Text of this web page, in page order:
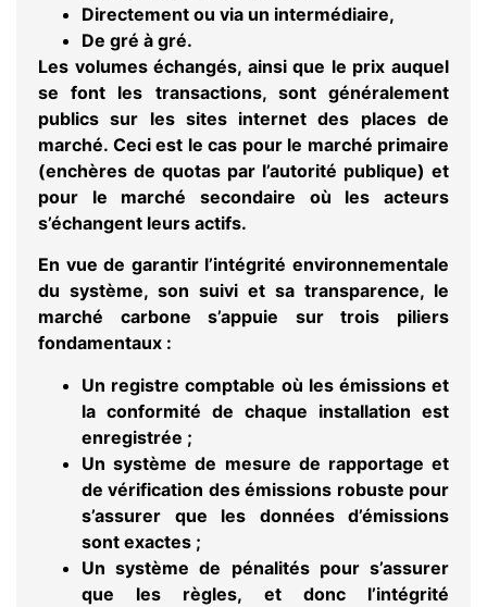
Directement ou via un intermédiaire,
De gré à gré.
Les volumes échangés, ainsi que le prix auquel
se font les transactions, sont généralement
publics sur les sites internet des places de
marché. Ceci est le cas pour le marché primaire
(enchères de quotas par l’autorité publique) et
pour le marché secondaire où les acteurs
s’échangent leurs actifs.
En vue de garantir l’intégrité environnementale
du système, son suivi et sa transparence, le
marché carbone s’appuie sur trois piliers
fondamentaux :
Un registre comptable où les émissions et
la conformité de chaque installation est
enregistrée ;
Un système de mesure de rapportage et
de vérification des émissions robuste pour
s’assurer que les données d’émissions
sont exactes ;
Un système de pénalités pour s’assurer
que les règles, et donc l’intégrité